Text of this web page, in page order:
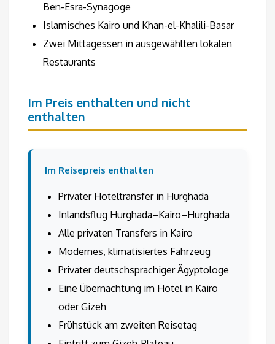
Ben-Esra-Synagoge
Islamisches Kairo und Khan-el-Khalili-Basar
Zwei Mittagessen in ausgewählten lokalen
Restaurants
Im Preis enthalten und nicht
enthalten
Im Reisepreis enthalten
Privater Hoteltransfer in Hurghada
Inlandsflug Hurghada–Kairo–Hurghada
Alle privaten Transfers in Kairo
Modernes, klimatisiertes Fahrzeug
Privater deutschsprachiger Ägyptologe
Eine Übernachtung im Hotel in Kairo
oder Gizeh
Frühstück am zweiten Reisetag